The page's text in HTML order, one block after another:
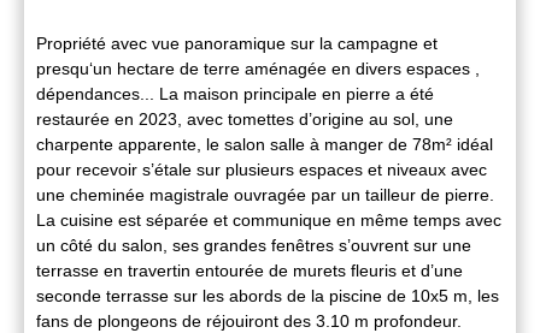
Propriété avec vue panoramique sur la campagne et
presqu‘un hectare de terre aménagée en divers espaces ,
dépendances... La maison principale en pierre a été
restaurée en 2023, avec tomettes d’origine au sol, une
charpente apparente, le salon salle à manger de 78m² idéal
pour recevoir s’étale sur plusieurs espaces et niveaux avec
une cheminée magistrale ouvragée par un tailleur de pierre.
La cuisine est séparée et communique en même temps avec
un côté du salon, ses grandes fenêtres s’ouvrent sur une
terrasse en travertin entourée de murets fleuris et d’une
seconde terrasse sur les abords de la piscine de 10x5 m, les
fans de plongeons de réjouiront des 3.10 m profondeur.